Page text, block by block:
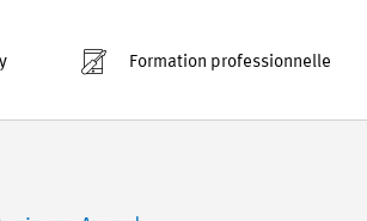
Formation professionnelle